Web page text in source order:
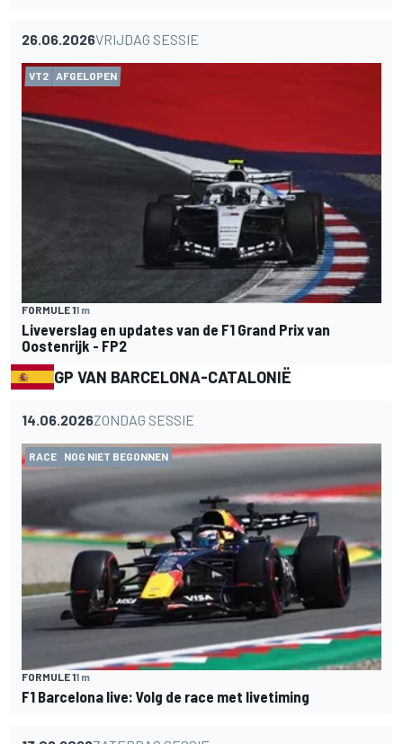
26.06.2026VRIJDAG SESSIE
VT2 AFGELOPEN
FORMULE 11 m
Liveverslag en updates van de F1 Grand Prix van
Oostenrijk - FP2
GP VAN BARCELONA-CATALONIË
14.06.2026ZONDAG SESSIE
RACE NOG NIET BEGONNEN
FORMULE 11 m
F1 Barcelona live: Volg de race met livetiming